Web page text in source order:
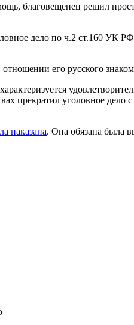
благовещенец решил
дело по ч.2 ст.160 УК РФ
его русского
прекратил уголовное дело
наказана. Она обязана была